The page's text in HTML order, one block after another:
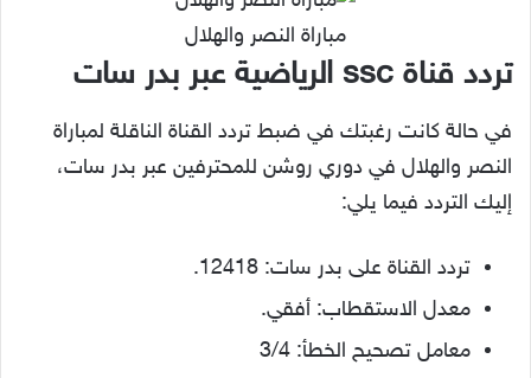
مباراة النصر والهلال
تردد قناة ssc الرياضية عبر بدر سات
في حالة كانت رغبتك في ضبط تردد القناة الناقلة لمباراة
النصر والهلال في دوري روشن للمحترفين عبر بدر سات،
إليك التردد فيما يلي:
تردد القناة على بدر سات: 12418.
معدل الاستقطاب: أفقي.
معامل تصحيح الخطأ: 3/4